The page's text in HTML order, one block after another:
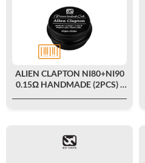
ALIEN CLAPTON NI80+NI90
0.15Ω HANDMADE (2PCS) -